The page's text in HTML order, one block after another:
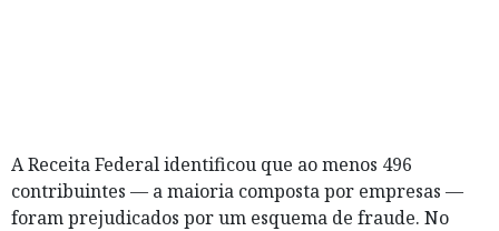
A Receita Federal identificou que ao menos 496
contribuintes — a maioria composta por empresas —
foram prejudicados por um esquema de fraude. No